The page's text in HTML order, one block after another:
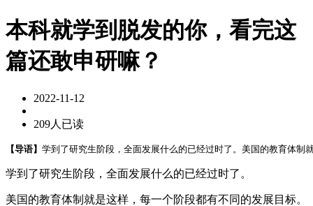
本科就学到脱发的你，看完这
篇还敢申研嘛？
2022-11-12
209人已读
【导语】 学到了研究生阶段，全面发展什么的已经过时了。美国的教育体
学到了研究生阶段，全面发展什么的已经过时了。
美国的教育体制就是这样，每一个阶段都有不同的发展目标。